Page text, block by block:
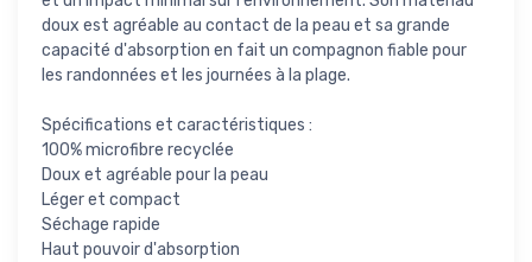
doux est agréable au contact de la peau et sa grande
capacité d'absorption en fait un compagnon fiable pour
les randonnées et les journées à la plage.
Spécifications et caractéristiques :
100% microfibre recyclée
Doux et agréable pour la peau
Léger et compact
Séchage rapide
Haut pouvoir d'absorption